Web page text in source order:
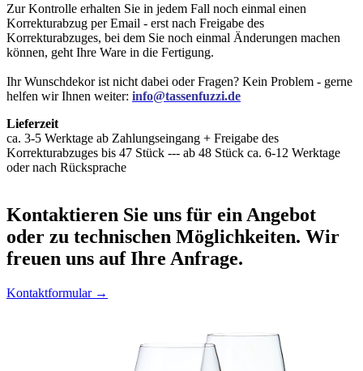
Zur Kontrolle erhalten Sie in jedem Fall noch einmal einen
Korrekturabzug per Email - erst nach Freigabe des
Korrekturabzuges, bei dem Sie noch einmal Änderungen machen
können, geht Ihre Ware in die Fertigung.
Ihr Wunschdekor ist nicht dabei oder Fragen? Kein Problem - gerne
helfen wir Ihnen weiter: info@tassenfuzzi.de
Lieferzeit
ca. 3-5 Werktage ab Zahlungseingang + Freigabe des
Korrekturabzuges bis 47 Stück --- ab 48 Stück ca. 6-12 Werktage
oder nach Rücksprache
Kontaktieren Sie uns für ein Angebot
oder zu technischen Möglichkeiten. Wir
freuen uns auf Ihre Anfrage.
Kontaktformular →